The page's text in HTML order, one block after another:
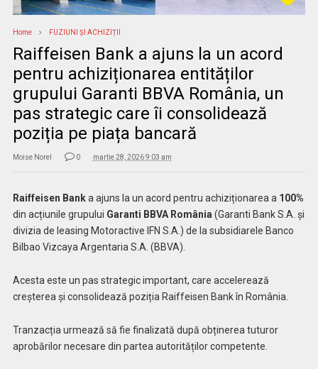
Home FUZIUNI ȘI ACHIZIȚII
Raiffeisen Bank a ajuns la un acord
pentru achiziționarea entităților
grupului Garanti BBVA România, un
pas strategic care îi consolidează
poziția pe piața bancară
Moise Norel 0 martie 28, 2026 9:03 am
Raiffeisen Banka ajuns la un acord pentru achiziționarea a 100%
din acțiunile grupului Garanti BBVA România (Garanti Bank S.A. și
divizia de leasing Motoractive IFN S.A.) de la subsidiarele Banco
Bilbao Vizcaya Argentaria S.A. (BBVA).
Acesta este un pas strategic important, care accelerează
creșterea și consolidează poziția Raiffeisen Bank în România.
Tranzacția urmează să fie finalizată după obținerea tuturor
aprobărilor necesare din partea autorităților competente.